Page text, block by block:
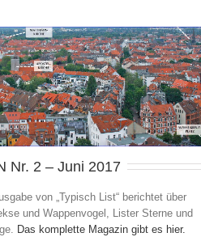
Nr. 2 – Juni 2017
von „Typisch List“ berichtet über
und Wappenvogel, Lister Sterne und
Das komplette Magazin gibt es hier.